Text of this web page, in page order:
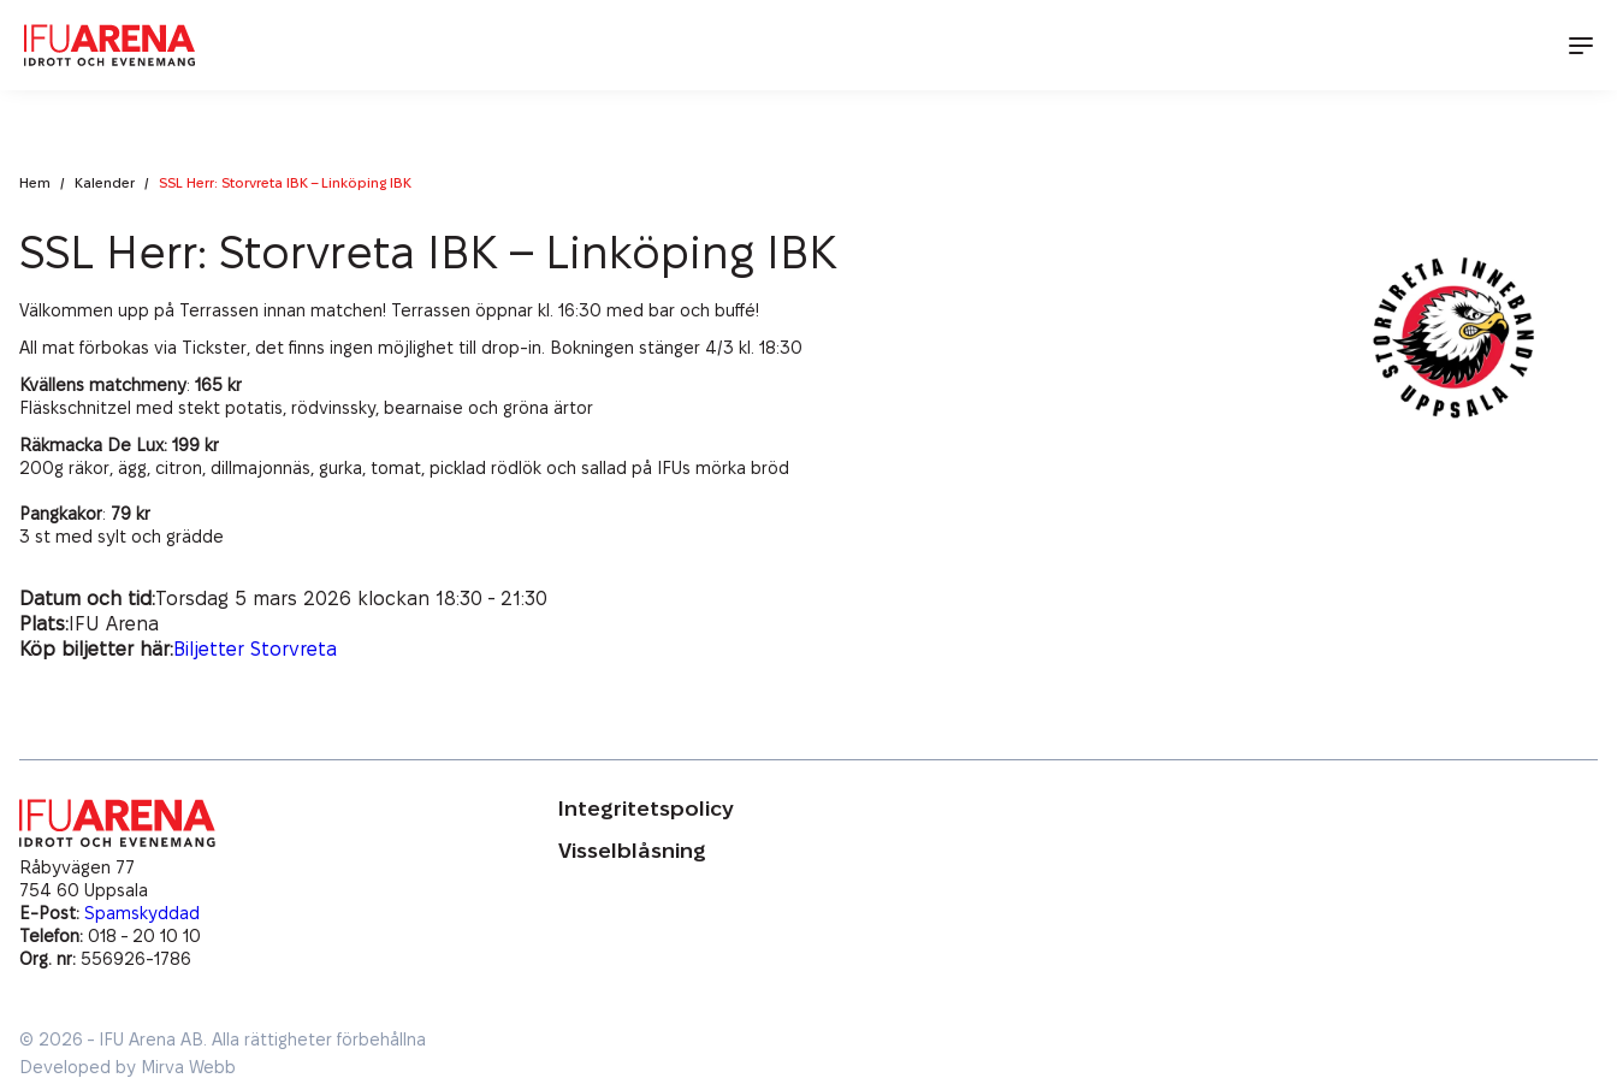
Boka Läger
Konferens & Bankett
Lokaler
Konferens
Bankett
Aktuellt på IFU Arena
Mat & Dryck
Dagens lunch
Terrassen
Läger & Cupmåltider
IFU Arena
Hållbarhet på IFU Arena
Social Hållbarhet
Miljömässig Hållbarhet
Ekonomisk Hållbarhet
Senioraktiviteter
Exponering på IFU Arena
Arenan
Kontakt
Kontakta oss
Öppettider
Hitta hit
Parkering
Hem / Kalender / SSL Herr: Storvreta IBK – Linköping IBK
SSL Herr: Storvreta IBK – Linköping IBK
Välkommen upp på Terrassen innan matchen! Terrassen öppnar kl. 16:30 med bar och buffé!
All mat förbokas via Tickster, det finns ingen möjlighet till drop-in. Bokningen stänger 4/3 kl. 18:30
Kvällens matchmeny: 165 kr
Fläskschnitzel med stekt potatis, rödvinssky, bearnaise och gröna ärtor
Räkmacka De Lux: 199 kr
200g räkor, ägg, citron, dillmajonnäs, gurka, tomat, picklad rödlök och sallad på IFUs mörka bröd
Pangkakor: 79 kr
3 st med sylt och grädde
Datum och tid:Torsdag 5 mars 2026 klockan 18:30 - 21:30
Plats:IFU Arena
Köp biljetter här:Biljetter Storvreta
Råbyvägen 77
754 60 Uppsala
E-Post:Spamskyddad
Telefon:018 - 20 10 10
Org. nr: 556926-1786
Integritetspolicy
Visselblåsning
© 2026 - IFU Arena AB. Alla rättigheter förbehållna
Developed by Mirva Webb